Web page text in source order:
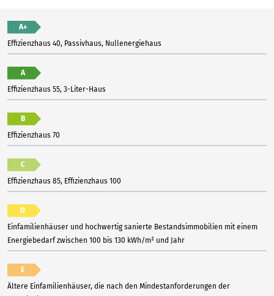
A+
Effizienzhaus 40, Passivhaus, Nullenergiehaus
A
Effizienzhaus 55, 3-Liter-Haus
B
Effizienzhaus 70
C
Effizienzhaus 85, Effizienzhaus 100
D
Einfamilienhäuser und hochwertig sanierte Bestandsimmobilien mit einem
Energiebedarf zwischen 100 bis 130 kWh/m² und Jahr
E
Ältere Einfamilienhäuser, die nach den Mindestanforderungen der